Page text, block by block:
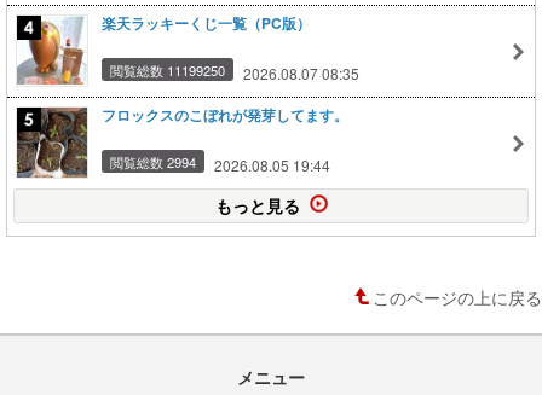
楽天ラッキーくじ一覧（PC版）
閲覧総数 11199250 2026.08.07 08:35
フロックスのこぼれが発芽してます。
閲覧総数 2994 2026.08.05 19:44
もっと見る
このページの上に戻る
メニュー